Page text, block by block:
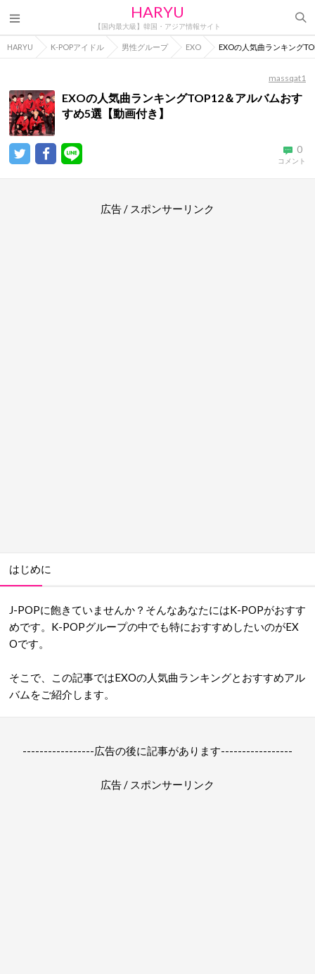
HARYU
【国内最大級】韓国・アジア情報サイト
HARYU K-POPアイドル 男性グループ EXO EXOの人気曲ランキング
massqat1
EXOの人気曲ランキングTOP12＆アルバムおす
すめ5選【動画付き】
0
コメント
広告 / スポンサーリンク
はじめに
J-POPに飽きていませんか？そんなあなたにはK-POPがおすす
めです。K-POPグループの中でも特におすすめしたいのがEX
Oです。
そこで、この記事ではEXOの人気曲ランキングとおすすめアル
バムをご紹介します。
-----------------広告の後に記事があります-----------------
広告 / スポンサーリンク